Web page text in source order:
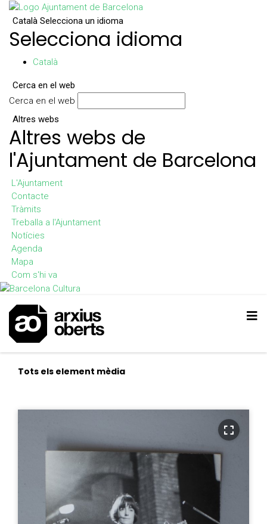
Català Selecciona un idioma
Selecciona idioma
Català
Cerca en el web
Cerca en el web
Altres webs
Altres webs de
l'Ajuntament de Barcelona
L'Ajuntament
Contacte
Tràmits
Treballa a l'Ajuntament
Notícies
Agenda
Mapa
Com s'hi va
Tots els element mèdia